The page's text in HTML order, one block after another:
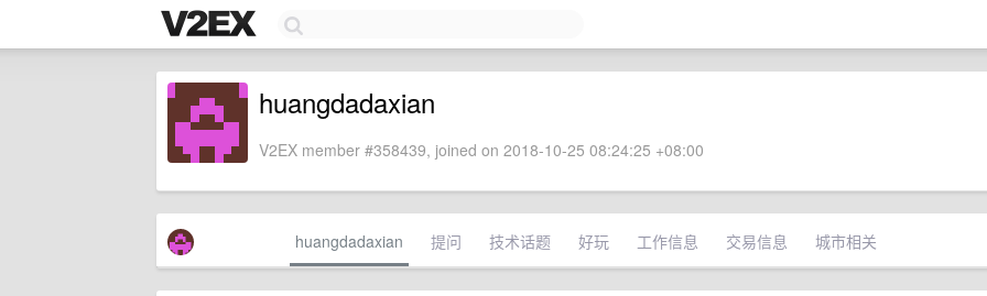
huangdadaxian
V2EX member #358439, joined on 2018-10-25 08:24:25 +08:00
huangdadaxian 提问 技术话题 好玩 工作信息 交易信息 城市相关